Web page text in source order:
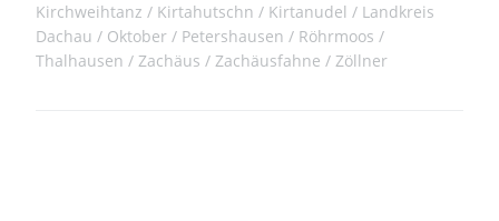
Kirchweihtanz
Kirtahutschn Kirtanudel
Landkreis
Dachau
Oktober Petershausen
Röhrmoos
Thalhausen
Zachäus Zachäusfahne Zöllner